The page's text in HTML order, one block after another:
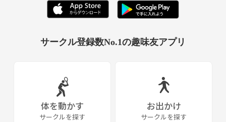
サークル登録数No.1の趣味友アプリ
体を動かす
サークルを探す
お出かけ
サークルを探す